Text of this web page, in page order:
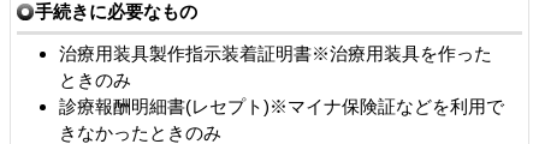
手続きに必要なもの
治療用装具製作指示装着証明書※治療用装具を作った
ときのみ
診療報酬明細書(レセプト)※マイナ保険証などを利用で
きなかったときのみ